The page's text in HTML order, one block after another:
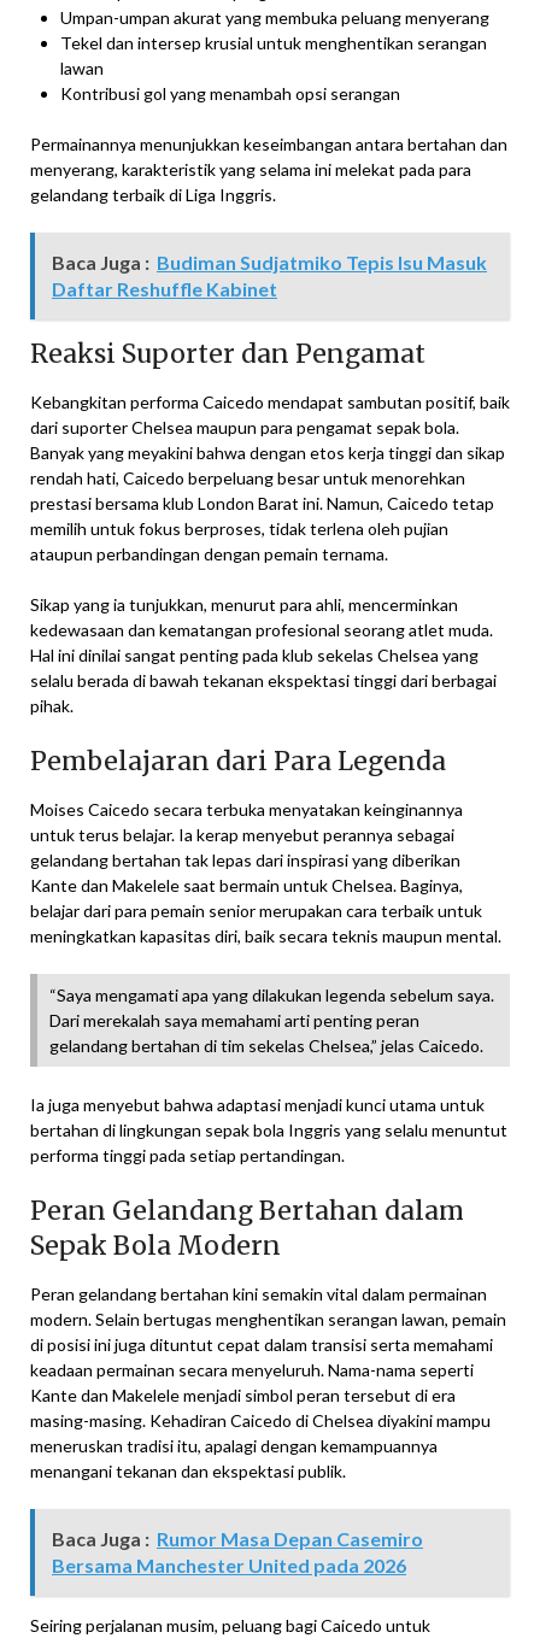
Umpan-umpan akurat yang membuka peluang menyerang
Tekel dan intersep krusial untuk menghentikan serangan
lawan
Kontribusi gol yang menambah opsi serangan
Permainannya menunjukkan keseimbangan antara bertahan dan
menyerang, karakteristik yang selama ini melekat pada para
gelandang terbaik di Liga Inggris.
Baca Juga : Budiman Sudjatmiko Tepis Isu Masuk
Daftar Reshuffle Kabinet
Reaksi Suporter dan Pengamat
Kebangkitan performa Caicedo mendapat sambutan positif, baik
dari suporter Chelsea maupun para pengamat sepak bola.
Banyak yang meyakini bahwa dengan etos kerja tinggi dan sikap
rendah hati, Caicedo berpeluang besar untuk menorehkan
prestasi bersama klub London Barat ini. Namun, Caicedo tetap
memilih untuk fokus berproses, tidak terlena oleh pujian
ataupun perbandingan dengan pemain ternama.
Sikap yang ia tunjukkan, menurut para ahli, mencerminkan
kedewasaan dan kematangan profesional seorang atlet muda.
Hal ini dinilai sangat penting pada klub sekelas Chelsea yang
selalu berada di bawah tekanan ekspektasi tinggi dari berbagai
pihak.
Pembelajaran dari Para Legenda
Moises Caicedo secara terbuka menyatakan keinginannya
untuk terus belajar. Ia kerap menyebut perannya sebagai
gelandang bertahan tak lepas dari inspirasi yang diberikan
Kante dan Makelele saat bermain untuk Chelsea. Baginya,
belajar dari para pemain senior merupakan cara terbaik untuk
meningkatkan kapasitas diri, baik secara teknis maupun mental.
“Saya mengamati apa yang dilakukan legenda sebelum saya.
Dari merekalah saya memahami arti penting peran
gelandang bertahan di tim sekelas Chelsea,” jelas Caicedo.
Ia juga menyebut bahwa adaptasi menjadi kunci utama untuk
bertahan di lingkungan sepak bola Inggris yang selalu menuntut
performa tinggi pada setiap pertandingan.
Peran Gelandang Bertahan dalam
Sepak Bola Modern
Peran gelandang bertahan kini semakin vital dalam permainan
modern. Selain bertugas menghentikan serangan lawan, pemain
di posisi ini juga dituntut cepat dalam transisi serta memahami
keadaan permainan secara menyeluruh. Nama-nama seperti
Kante dan Makelele menjadi simbol peran tersebut di era
masing-masing. Kehadiran Caicedo di Chelsea diyakini mampu
meneruskan tradisi itu, apalagi dengan kemampuannya
menangani tekanan dan ekspektasi publik.
Baca Juga : Rumor Masa Depan Casemiro
Bersama Manchester United pada 2026
Seiring perjalanan musim, peluang bagi Caicedo untuk